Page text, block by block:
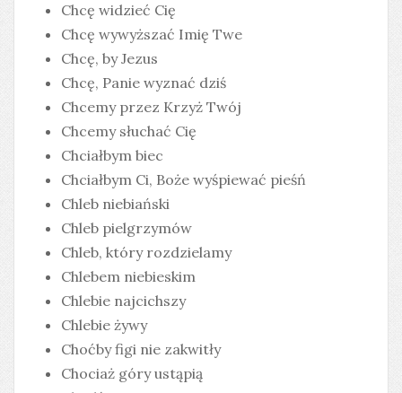
Chcę widzieć Cię
Chcę wywyższać Imię Twe
Chcę, by Jezus
Chcę, Panie wyznać dziś
Chcemy przez Krzyż Twój
Chcemy słuchać Cię
Chciałbym biec
Chciałbym Ci, Boże wyśpiewać pieśń
Chleb niebiański
Chleb pielgrzymów
Chleb, który rozdzielamy
Chlebem niebieskim
Chlebie najcichszy
Chlebie żywy
Choćby figi nie zakwitły
Chociaż góry ustąpią